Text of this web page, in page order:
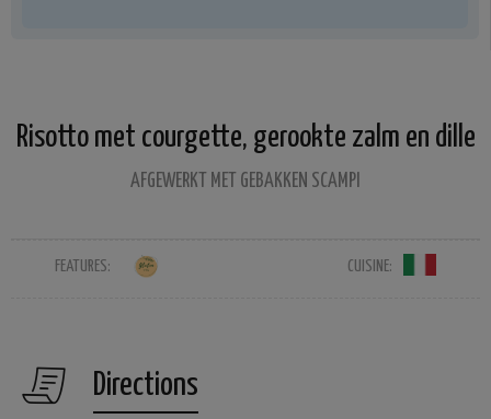
Risotto met courgette, gerookte zalm en dille
AFGEWERKT MET GEBAKKEN SCAMPI
FEATURES: CUISINE:
Directions